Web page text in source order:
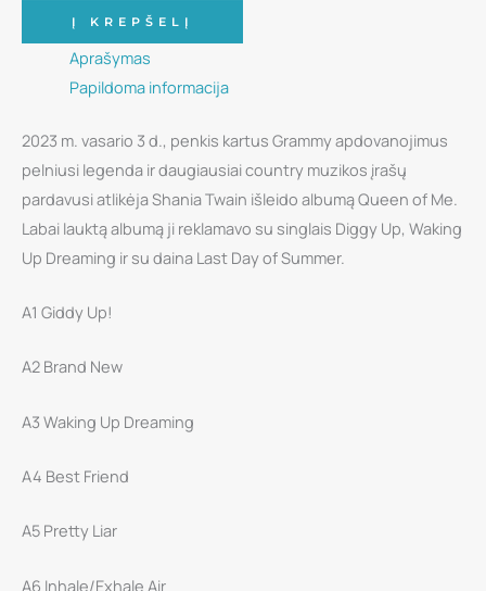
produkto
kiekis:
Vinilinė
plokštelė
-
Shania
Twain
-
Queen
Me
Į KREPŠELĮ
Aprašymas
Papildoma informacija
2023 m. vasario 3 d., penkis kartus Grammy apdovanojimus
pelniusi legenda ir daugiausiai country muzikos įrašų
pardavusi atlikėja Shania Twain išleido albumą Queen of Me.
Labai lauktą albumą ji reklamavo su singlais Diggy Up, Waking
Up Dreaming ir su daina Last Day of Summer.
A1 Giddy Up!
A2 Brand New
A3 Waking Up Dreaming
A4 Best Friend
A5 Pretty Liar
A6 Inhale/Exhale Air